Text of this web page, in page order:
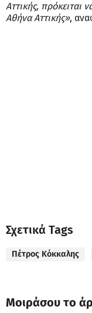
Αττικής, πρόκειται
Αθήνα Αττικής»,
Σχετικά Tags
Πέτρος Κόκκαλης
Μοιράσου το